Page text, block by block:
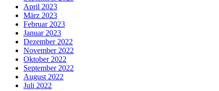
April 2023
März 2023
Februar 2023
Januar 2023
Dezember 2022
November 2022
Oktober 2022
September 2022
August 2022
Juli 2022